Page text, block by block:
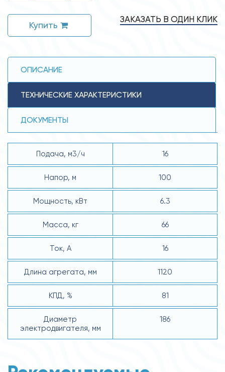
Купить
ЗАКАЗАТЬ В ОДИН КЛИК
ОПИСАНИЕ
ТЕХНИЧЕСКИЕ ХАРАКТЕРИСТИКИ
ДОКУМЕНТЫ
Подача, м3/ч 16
Напор, м 100
Мощность, кВт 6.3
Масса, кг 66
Ток, А 16
Длина агрегата, мм 1120
КПД, % 81
Диаметр
электродвигателя, мм
186